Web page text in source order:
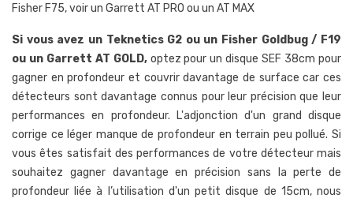
Fisher F75, voir un Garrett AT PRO ou un AT MAX
Si vous avez un Teknetics G2 ou un Fisher Goldbug / F19
ou un Garrett AT GOLD,optez pour un disque SEF 38cm pour
gagner en profondeur et couvrir davantage de surface car ces
détecteurs sont davantage connus pour leur précision que leur
performances en profondeur. L'adjonction d'un grand disque
corrige ce léger manque de profondeur en terrain peu pollué. Si
vous êtes satisfait des performances de votre détecteur mais
souhaitez gagner davantage en précision sans la perte de
profondeur liée à l’utilisation d'un petit disque de 15cm, nous